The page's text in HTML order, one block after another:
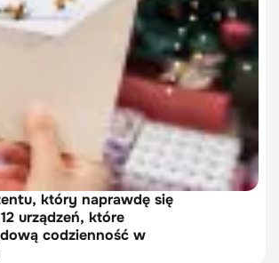
który naprawdę się
urządzeń, które
codzienność w